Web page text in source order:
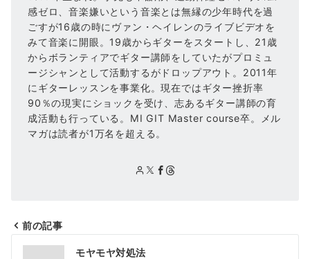
感ゼロ、音楽嫌いという音楽とは無縁の少年時代を過
ごすが16歳の時にヴァン・ヘイレンのライブビデオを
みて音楽に開眼。19歳からギターをスタートし、21歳
からボランティアでギター講師をしていたがプロミュ
ージシャンとして活動するがドロップアウト。2011年
にギターレッスンを事業化。現在ではギター挫折率
90％の現実にショックを受け、志あるギター講師の育
成活動も行っている。MI GIT Master course卒。メル
マガは読者が1万名を超える。
投
前の記事
モヤモヤ対処法